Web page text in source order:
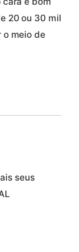
20 ou 30 mil
o meio de
seus